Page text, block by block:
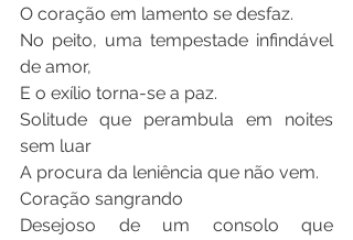
O coração em lamento se desfaz.
No peito, uma tempestade infindável
de amor,
E o exílio torna-se a paz.
Solitude que perambula em noites
sem luar
A procura da leniência que não vem.
Coração sangrando
Desejoso de um consolo que